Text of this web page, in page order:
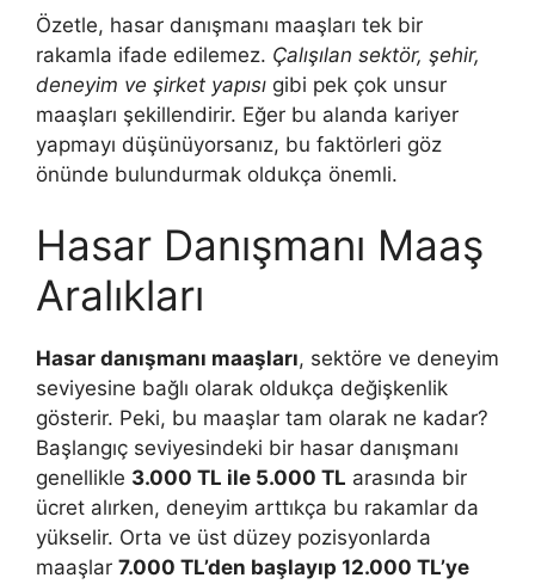
Özetle, hasar danışmanı maaşları tek bir
rakamla ifade edilemez. Çalışılan sektör, şehir,
deneyim ve şirket yapısı gibi pek çok unsur
maaşları şekillendirir. Eğer bu alanda kariyer
yapmayı düşünüyorsanız, bu faktörleri göz
önünde bulundurmak oldukça önemli.
Hasar Danışmanı Maaş
Aralıkları
Hasar danışmanı maaşları, sektöre ve deneyim
seviyesine bağlı olarak oldukça değişkenlik
gösterir. Peki, bu maaşlar tam olarak ne kadar?
Başlangıç seviyesindeki bir hasar danışmanı
genellikle 3.000 TL ile 5.000 TL arasında bir
ücret alırken, deneyim arttıkça bu rakamlar da
yükselir. Orta ve üst düzey pozisyonlarda
maaşlar 7.000 TL’den başlayıp 12.000 TL’ye